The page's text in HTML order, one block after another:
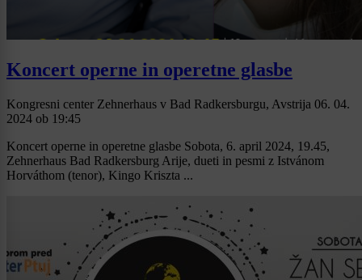
Koncert operne in operetne glasbe
Kongresni center Zehnerhaus v Bad Radkersburgu, Avstrija 06. 04.
2024 ob 19:45
Koncert operne in operetne glasbe Sobota, 6. april 2024, 19.45,
Zehnerhaus Bad Radkersburg Arije, dueti in pesmi z Istvánom
Horváthom (tenor), Kingo Kriszta ...